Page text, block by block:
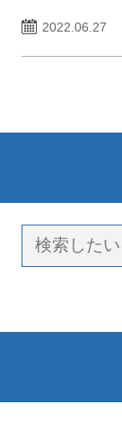
2022.06.27